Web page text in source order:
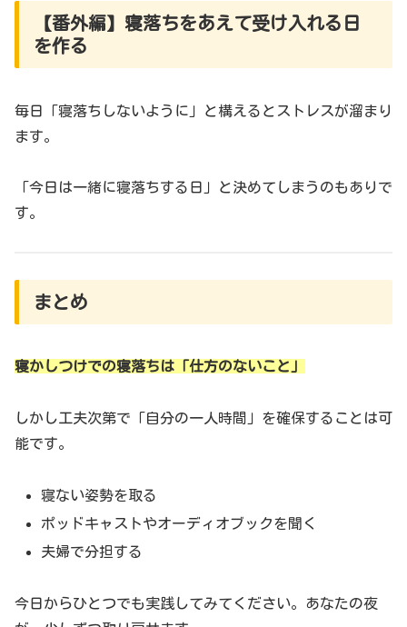
【番外編】寝落ちをあえて受け入れる日
を作る
毎日「寝落ちしないように」と構えるとストレスが溜まり
ます。
「今日は一緒に寝落ちする日」と決めてしまうのもありで
す。
まとめ
寝かしつけでの寝落ちは「仕方のないこと」
しかし工夫次第で「自分の一人時間」を確保することは可
能です。
寝ない姿勢を取る
ポッドキャストやオーディオブックを聞く
夫婦で分担する
今日からひとつでも実践してみてください。あなたの夜